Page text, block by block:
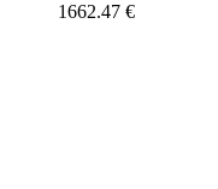
1662.47 €